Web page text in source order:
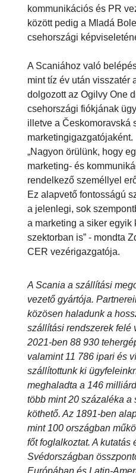
kommunikációs és PR
között pedig a Mladá
csehországi
A Scaniához való
mint tíz év után visszatér
dolgozott az Ogilvy One
csehországi fiókjának
illetve a Českomoravská
marketingigazgatójaként.
„Nagyon örülünk, hogy
marketing- és
rendelkező személlyel
Ez alapvető fontosságú
a jelenlegi, sok
a marketing a siker egyik
szektorban is” - mondta
CER vezérigazgatója.
A Scania a szállítási
vezető gyártója.
közösen haladunk a
szállítási rendszerek felé
2021-ben 88 930
valamint 11 786 ipari és
szállítottunk ki
meghaladta a 146
több mint 20 százaléka a
köthető. Az 1891-ben
mint 100 országban
főt foglalkoztat. A kutatás
Svédországban
Európában és Latin-